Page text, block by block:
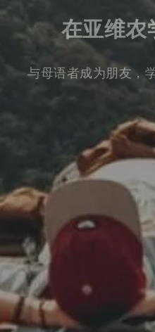
在亚维农
与母语者成为朋友，